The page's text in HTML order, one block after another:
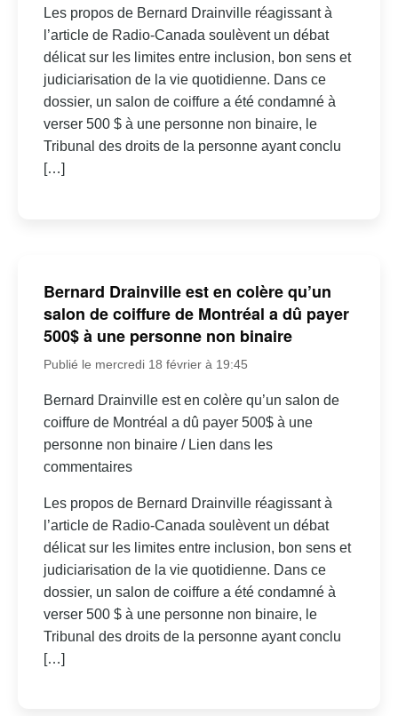
Les propos de Bernard Drainville réagissant à
l’article de Radio-Canada soulèvent un débat
délicat sur les limites entre inclusion, bon sens et
judiciarisation de la vie quotidienne. Dans ce
dossier, un salon de coiffure a été condamné à
verser 500 $ à une personne non binaire, le
Tribunal des droits de la personne ayant conclu
[…]
Bernard Drainville est en colère qu’un
salon de coiffure de Montréal a dû payer
500$ à une personne non binaire
Publié le mercredi 18 février à 19:45
Bernard Drainville est en colère qu’un salon de
coiffure de Montréal a dû payer 500$ à une
personne non binaire / Lien dans les
commentaires
Les propos de Bernard Drainville réagissant à
l’article de Radio-Canada soulèvent un débat
délicat sur les limites entre inclusion, bon sens et
judiciarisation de la vie quotidienne. Dans ce
dossier, un salon de coiffure a été condamné à
verser 500 $ à une personne non binaire, le
Tribunal des droits de la personne ayant conclu
[…]